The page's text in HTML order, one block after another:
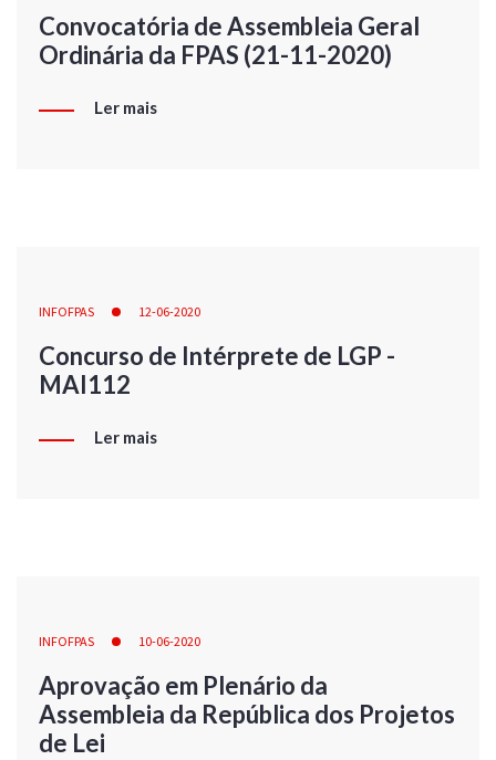
Convocatória de Assembleia Geral
Ordinária da FPAS (21-11-2020)
Ler mais
INFOFPAS 12-06-2020
Concurso de Intérprete de LGP -
MAI112
Ler mais
INFOFPAS 10-06-2020
Aprovação em Plenário da
Assembleia da República dos Projetos
de Lei